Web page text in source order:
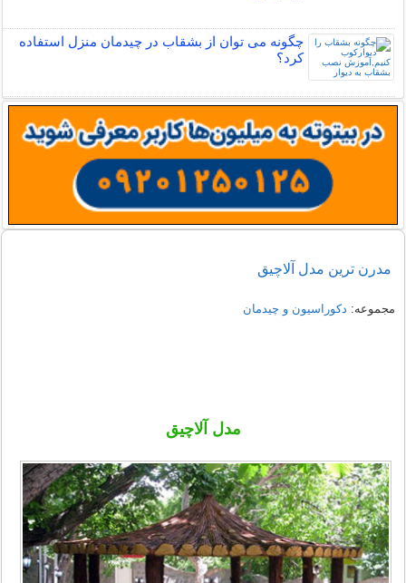
چگونه می توان از بشقاب در چیدمان منزل استفاده
کرد؟
مدرن ترین مدل آلاچیق
مجموعه: دکوراسیون و چیدمان
مدل آلاچیق